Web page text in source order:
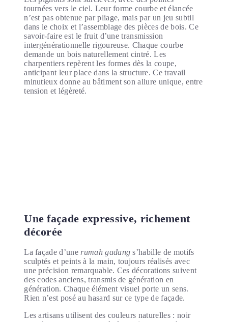
tournées vers le ciel. Leur forme courbe et élancée
n’est pas obtenue par pliage, mais par un jeu subtil
dans le choix et l’assemblage des pièces de bois. Ce
savoir-faire est le fruit d’une transmission
intergénérationnelle rigoureuse. Chaque courbe
demande un bois naturellement cintré. Les
charpentiers repèrent les formes dès la coupe,
anticipant leur place dans la structure. Ce travail
minutieux donne au bâtiment son allure unique, entre
tension et légèreté.
Une façade expressive, richement
décorée
La façade d’une rumah gadang s’habille de motifs
sculptés et peints à la main, toujours réalisés avec
une précision remarquable. Ces décorations suivent
des codes anciens, transmis de génération en
génération. Chaque élément visuel porte un sens.
Rien n’est posé au hasard sur ce type de façade.
Les artisans utilisent des couleurs naturelles : noir